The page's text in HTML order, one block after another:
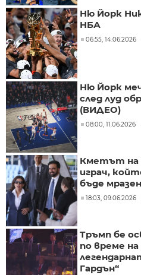
Ню Йорк
НБА
06:55, 14.06.2026
Ню Йорк
след луд
(ВИДЕО)
08:00, 11.06.2026
Кметът на
играч,
бъде мразен
18:03, 09.06.2026
Тръмп бе
по време
Гардън“